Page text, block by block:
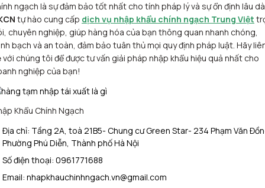
ngạch là sự đảm bảo tốt nhất cho tính pháp lý và sự ổn định lâu
tự hào cung cấp dịch vụ nhập khẩu chính ngạch Trung Việt
chuyên nghiệp, giúp hàng hóa của bạn thông quan nhanh chóng,
bạch và an toàn, đảm bảo tuân thủ mọi quy định pháp luật. Hãy
với chúng tôi để được tư vấn giải pháp nhập khẩu hiệu quả nhất cho
nghiệp của bạn!
Khẩu Chính Ngạch
Địa chỉ: Tầng 2A, toà 21B5- Chung cư Green Star- 234 Phạm Văn
Phường Phú Diễn, Thành phố Hà Nội
Số điện thoại: 0961771688
Email: nhapkhauchinhngach.vn@gmail.com